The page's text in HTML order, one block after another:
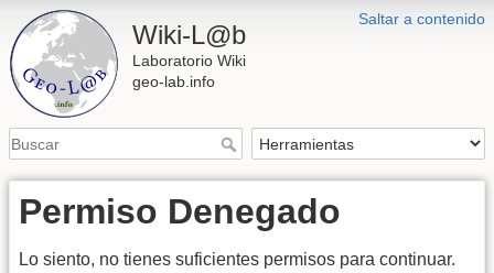
Saltar a contenido
Wiki-L@b
Laboratorio Wiki
geo-lab.info
Permiso Denegado
Lo siento, no tienes suficientes permisos para continuar.